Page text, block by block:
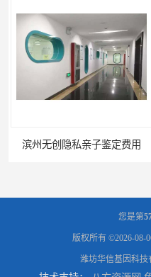
滨州无创隐私亲子鉴定费用
您是第
版权所有 ©2026-08-
潍坊华信基因科技